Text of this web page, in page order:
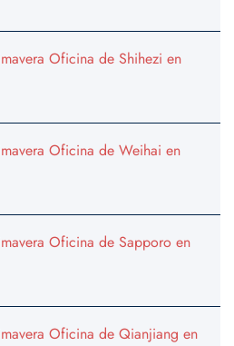
Oficina de Shihezi en
Oficina de Weihai en
Oficina de Sapporo en
Oficina de Qianjiang en